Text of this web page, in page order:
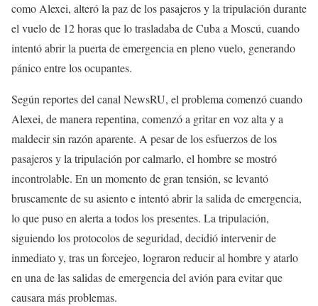
como Alexei, alteró la paz de los pasajeros y la tripulación durante
el vuelo de 12 horas que lo trasladaba de Cuba a Moscú, cuando
intentó abrir la puerta de emergencia en pleno vuelo, generando
pánico entre los ocupantes.
Según reportes del canal NewsRU, el problema comenzó cuando
Alexei, de manera repentina, comenzó a gritar en voz alta y a
maldecir sin razón aparente. A pesar de los esfuerzos de los
pasajeros y la tripulación por calmarlo, el hombre se mostró
incontrolable. En un momento de gran tensión, se levantó
bruscamente de su asiento e intentó abrir la salida de emergencia,
lo que puso en alerta a todos los presentes. La tripulación,
siguiendo los protocolos de seguridad, decidió intervenir de
inmediato y, tras un forcejeo, lograron reducir al hombre y atarlo
en una de las salidas de emergencia del avión para evitar que
causara más problemas.